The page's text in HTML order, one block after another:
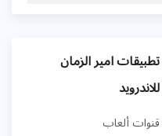
تطبيقات امير الزمان
للاندرويد
قنوات ألعاب